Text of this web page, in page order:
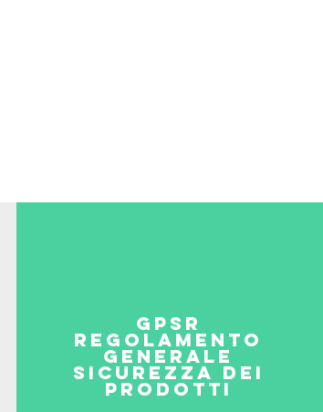
GPSR
REGOLAMENTO
GENERALE
SICUREZZA DEI
PRODOTTI